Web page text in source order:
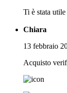
Ti è stata utile
Chiara
13 febbraio
Acquisto